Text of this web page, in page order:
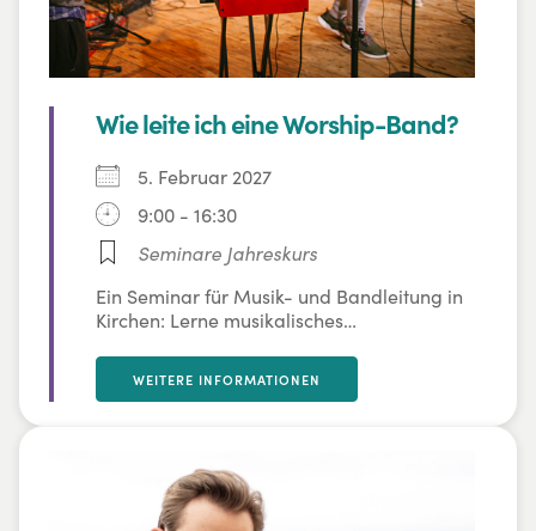
Wie leite ich eine Worship-Band?
5. Februar 2027
9:00 - 16:30
Seminare Jahreskurs
Ein Seminar für Musik- und Bandleitung in
Kirchen: Lerne musikalisches
Themen wie Liedauswahl, Worshipleitung,
geistliche Leitung und Technik praxisnah
WEITERE INFORMATIONEN